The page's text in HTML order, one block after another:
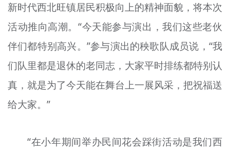
新时代西北旺镇居民积极向上的精神面貌，将本次
活动推向高潮。“今天能参与演出，我们这些老伙
伴们都特别高兴。”参与演出的秧歌队成员说，“我
们队里都是退休的老同志，大家平时排练都特别认
真，就是为了今天能在舞台上一展风采，把祝福送
给大家。”
“在小年期间举办民间花会踩街活动是我们西